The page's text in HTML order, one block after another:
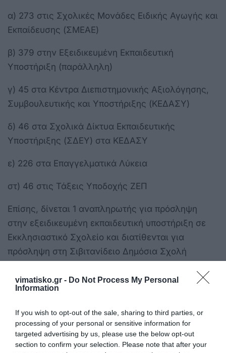
vimatisko.gr - Do Not Process My Personal
Information
If you wish to opt-out of the sale, sharing to third parties, or
processing of your personal or sensitive information for
targeted advertising by us, please use the below opt-out
section to confirm your selection. Please note that after your
α) 273 στις Σχολικές Μονάδες Ειδικής Αγωγής και
Εκπαίδευσης (ΣΜΕΑΕ)
β) 379 στην Εξειδικευμένη Εκπαιδευτική
Υποστήριξη (παράλληλη)
γ) 45 στα Κέντρα Διεπιστημονικής Αξιολόγησης,
Συμβουλευτικής και Υποστήριξης (ΚΕΔΑΣΥ)
δ) 46 στα Σχολικά Δίκτυα Εκπαιδευτικής
Υποστήριξης (ΣΔΕΥ) στα ΚΕΔΑΣΥ
ε) 226 στα Επαγγελματικά Λύκεια
στ) 46 στις Τάξεις Υποδοχής ΖΕΠ
Επίσης, δίνεται 1 αναπληρωτής για πρόσληψη
στην εξειδικευμένη εκπαιδευτική υποστήριξη σε
Εκκλησιαστικό Σχολείο και διατίθενται για
πρόσληψη στη Σιβιτανίδειο Δημόσια Σχολή
οικείου Διοικητικού Συμβουλίου, 2 αναπληρωτές
κλάδου ΠΕ23-Ψυχολόγων.
Επιπλέον, διατέθηκαν για πρόσληψη στη
Σιβιτανίδειο Δημόσια Σχολή Τεχνών και
Επαγγελμάτων, με απόφαση του οικείου